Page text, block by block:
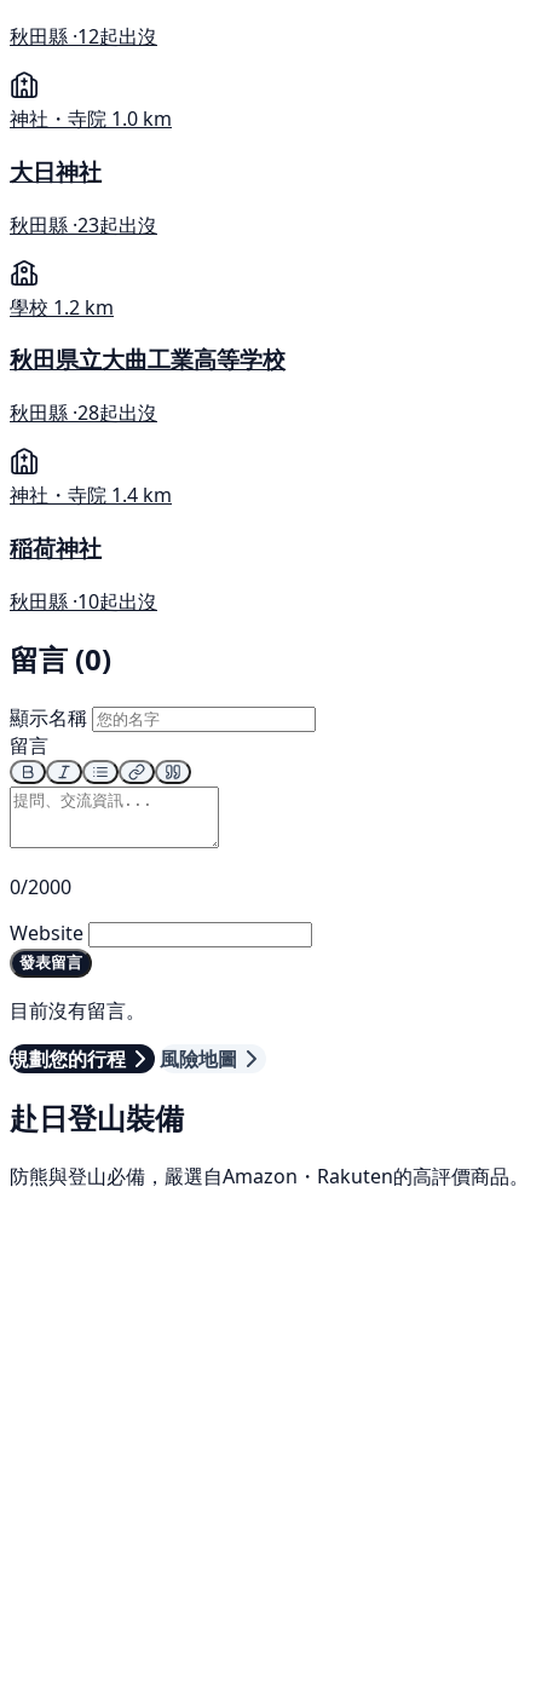
秋田縣 ·12起出沒
神社・寺院 1.0 km
大日神社
秋田縣 ·23起出沒
學校 1.2 km
秋田県立大曲工業高等学校
秋田縣 ·28起出沒
神社・寺院 1.4 km
稲荷神社
秋田縣 ·10起出沒
留言 (0)
顯示名稱
留言
0/2000
Website
發表留言
目前沒有留言。
規劃您的行程
風險地圖
赴日登山裝備
防熊與登山必備，嚴選自Amazon・Rakuten的高評價商品。